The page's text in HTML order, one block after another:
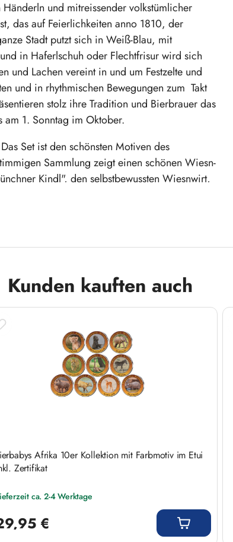
und mitreissender volkstümlicher
das auf Feierlichkeiten anno 1810, der
Stadt putzt sich in Weiß-Blau, mit
in Haferlschuh oder Flechtfrisur wird sich
und Lachen vereint in und um Festzelte und
und in rhythmischen Bewegungen zum Takt
stolz ihre Tradition und Bierbrauer das
1. Sonntag im Oktober.
Set ist den schönsten Motiven des
Sammlung zeigt einen schönen Wiesn-
Kindl", den selbstbewussten Wiesnwirt,
in Dirndl & Tracht. Die farbenprächtigen
Kunden kauften auch
Afrika 10er Kollektion mit Farbmotiv im Etui
Zertifikat
ca. 2-4 Werktage
€